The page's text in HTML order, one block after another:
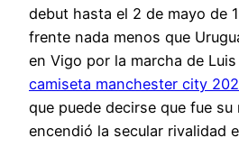
debut hasta el 2 de mayo de
frente nada menos que
en Vigo por la marcha de
camiseta manchester city
que puede decirse que fue su
encendió la secular rivalidad